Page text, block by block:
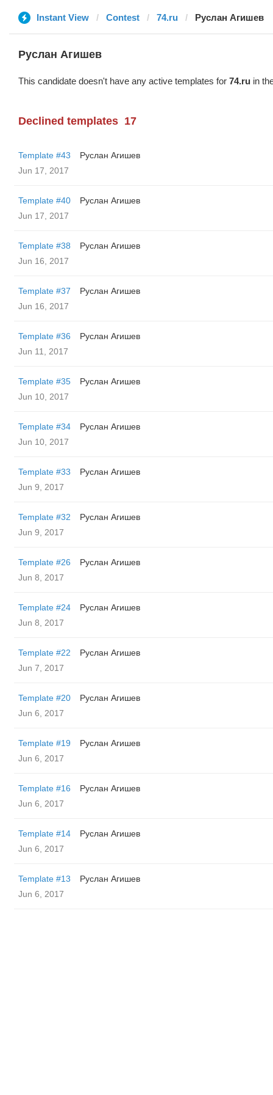
Instant View Contest 74.ru Руслан Агишев
Руслан Агишев
This candidate doesn't have any active templates for 74.ru in
Declined templates 17
Template #43
Руслан Агишев
Jun 17, 2017
Template #40
Руслан Агишев
Jun 17, 2017
Template #38
Руслан Агишев
Jun 16, 2017
Template #37
Руслан Агишев
Jun 16, 2017
Template #36
Руслан Агишев
Jun 11, 2017
Template #35
Руслан Агишев
Jun 10, 2017
Template #34
Руслан Агишев
Jun 10, 2017
Template #33
Руслан Агишев
Jun 9, 2017
Template #32
Руслан Агишев
Jun 9, 2017
Template #26
Руслан Агишев
Jun 8, 2017
Template #24
Руслан Агишев
Jun 8, 2017
Template #22
Руслан Агишев
Jun 7, 2017
Template #20
Руслан Агишев
Jun 6, 2017
Template #19
Руслан Агишев
Jun 6, 2017
Template #16
Руслан Агишев
Jun 6, 2017
Template #14
Руслан Агишев
Jun 6, 2017
Template #13
Руслан Агишев
Jun 6, 2017